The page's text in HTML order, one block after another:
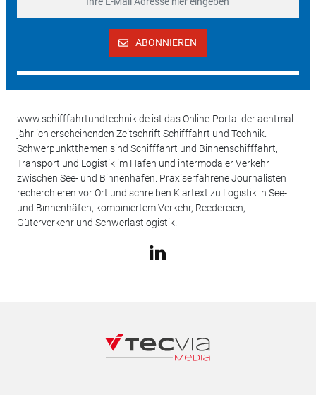
ABONNIEREN
www.schifffahrtundtechnik.de ist das Online-Portal der achtmal
jährlich erscheinenden Zeitschrift Schifffahrt und Technik.
Schwerpunktthemen sind Schifffahrt und Binnenschifffahrt,
Transport und Logistik im Hafen und intermodaler Verkehr
zwischen See- und Binnenhäfen. Praxiserfahrene Journalisten
recherchieren vor Ort und schreiben Klartext zu Logistik in See-
und Binnenhäfen, kombiniertem Verkehr, Reedereien,
Güterverkehr und Schwerlastlogistik.